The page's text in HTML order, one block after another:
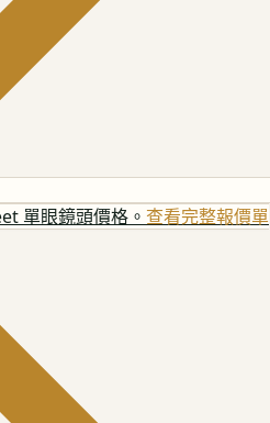
單眼鏡頭價格。 查看完整報價單